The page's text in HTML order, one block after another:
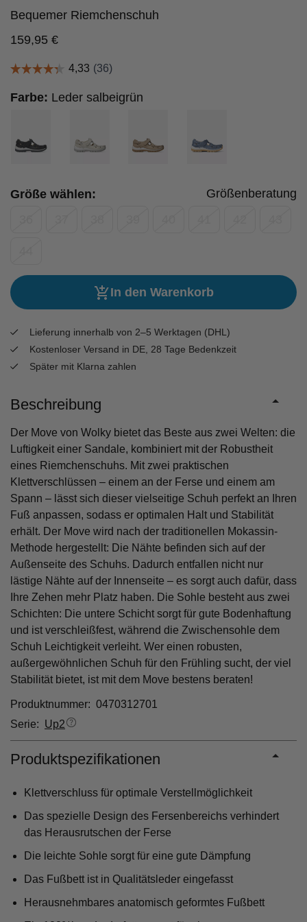
Bequemer Riemchenschuh
159,95 €
Farbe: Leder salbeigrün
Größe wählen:
Größenberatung
In den Warenkorb
Lieferung innerhalb von 2–5 Werktagen (DHL)
Kostenloser Versand in DE, 28 Tage Bedenkzeit
Später mit Klarna zahlen
Beschreibung
Der Move von Wolky bietet das Beste aus zwei Welten: die
Luftigkeit einer Sandale, kombiniert mit der Robustheit
eines Riemchenschuhs. Mit zwei praktischen
Klettverschlüssen – einem an der Ferse und einem am
Spann – lässt sich dieser vielseitige Schuh perfekt an Ihren
Fuß anpassen, sodass er optimalen Halt und Stabilität
erhält. Der Move wird nach der traditionellen Mokassin-
Methode hergestellt: Die Nähte befinden sich auf der
Außenseite des Schuhs. Dadurch entfallen nicht nur
lästige Nähte auf der Innenseite – es sorgt auch dafür, dass
Ihre Zehen mehr Platz haben. Die Sohle besteht aus zwei
Schichten: Die untere Schicht sorgt für gute Bodenhaftung
und ist verschleißfest, während die Zwischensohle dem
Schuh Leichtigkeit verleiht. Wer einen robusten,
außergewöhnlichen Schuh für den Frühling sucht, der viel
Stabilität bietet, ist mit dem Move bestens beraten!
Produktnummer: 0470312701
Serie: Up2
Produktspezifikationen
Klettverschluss für optimale Verstellmöglichkeit
Das spezielle Design des Fersenbereichs verhindert
das Herausrutschen der Ferse
Die leichte Sohle sorgt für eine gute Dämpfung
Das Fußbett ist in Qualitätsleder eingefasst
Herausnehmbares anatomisch geformtes Fußbett